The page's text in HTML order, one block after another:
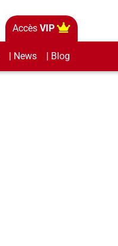
Accès VIP
| News | Blog